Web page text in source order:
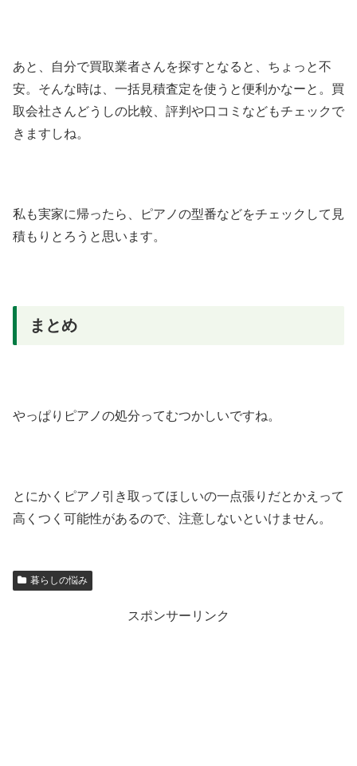
あと、自分で買取業者さんを探すとなると、ちょっと不
安。そんな時は、一括見積査定を使うと便利かなーと。買
取会社さんどうしの比較、評判や口コミなどもチェックで
きますしね。
私も実家に帰ったら、ピアノの型番などをチェックして見
積もりとろうと思います。
まとめ
やっぱりピアノの処分ってむつかしいですね。
とにかくピアノ引き取ってほしいの一点張りだとかえって
高くつく可能性があるので、注意しないといけません。
暮らしの悩み
スポンサーリンク